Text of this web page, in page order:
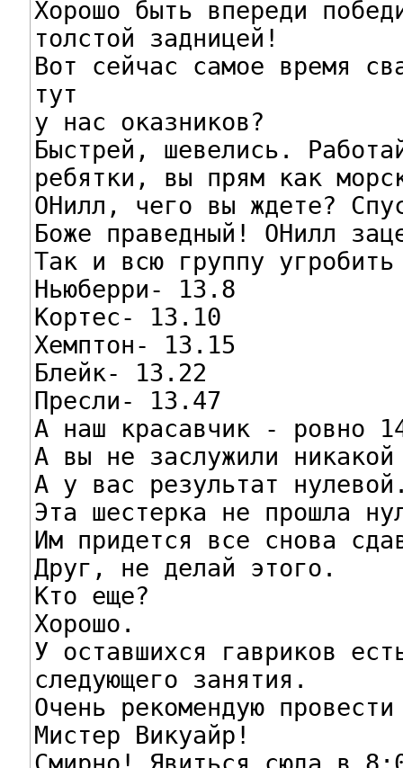
Хорошо быть впереди
толстой задницей!
Вот сейчас самое время
тут
у нас оказников?
Быстрей, шевелись.
ребятки, вы прям как
ОНилл, чего вы ждете?
Боже праведный! ОНилл
Так и всю группу
Ньюберри- 13.8
Кортес- 13.10
Хемптон- 13.15
Блейк- 13.22
Пресли- 13.47
А наш красавчик - ровно
А вы не заслужили
А у вас результат
Эта шестерка не прошла
Им придется все снова
Друг, не делай этого.
Кто еще?
Хорошо.
У оставшихся гавриков
следующего занятия.
Очень рекомендую
Мистер Викуайр!